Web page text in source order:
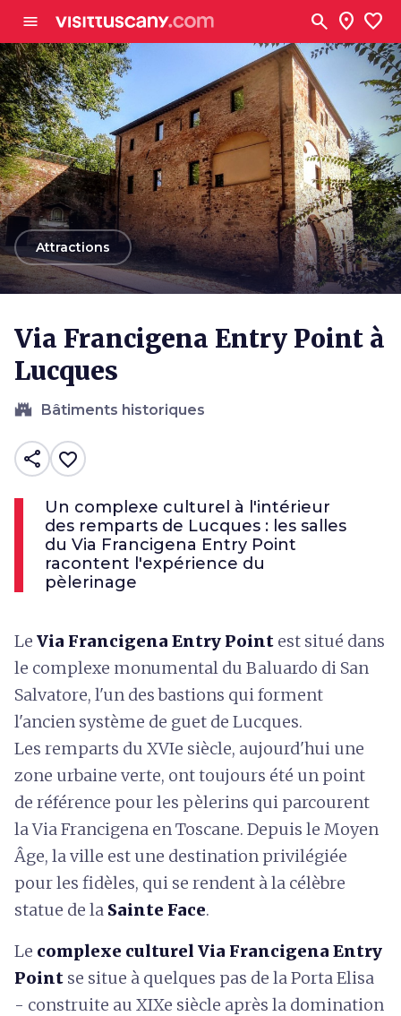
menu search location_on favorite
arrow_backAttractions
Via Francigena Entry Point à
Lucques
castle Bâtiments historiques
share favorite_border
Un complexe culturel à l'intérieur
des remparts de Lucques : les salles
du Via Francigena Entry Point
racontent l'expérience du
pèlerinage
Le Via Francigena Entry Point est situé dans
le complexe monumental du Baluardo di San
Salvatore, l'un des bastions qui forment
l'ancien système de guet de Lucques.
Les remparts du XVIe siècle, aujourd'hui une
zone urbaine verte, ont toujours été un point
de référence pour les pèlerins qui parcourent
la Via Francigena en Toscane. Depuis le Moyen
Âge, la ville est une destination privilégiée
pour les fidèles, qui se rendent à la célèbre
statue de la Sainte Face.
Le complexe culturel Via Francigena Entry
Point se situe à quelques pas de la Porta Elisa
- construite au XIXe siècle après la domination